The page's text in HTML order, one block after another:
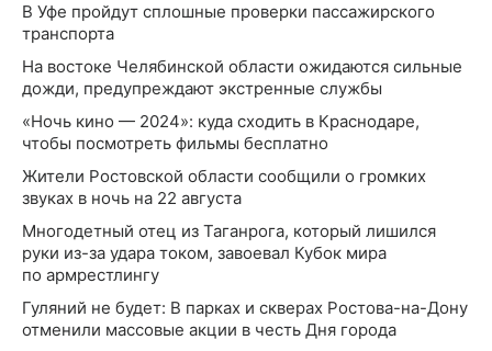
В Уфе пройдут сплошные проверки пассажирского
транспорта
На востоке Челябинской области ожидаются сильные
дожди, предупреждают экстренные службы
«Ночь кино — 2024»: куда сходить в Краснодаре,
чтобы посмотреть фильмы бесплатно
Жители Ростовской области сообщили о громких
звуках в ночь на 22 августа
Многодетный отец из Таганрога, который лишился
руки из-за удара током, завоевал Кубок мира
по армрестлингу
Гуляний не будет: В парках и скверах Ростова-на-Дону
отменили массовые акции в честь Дня города